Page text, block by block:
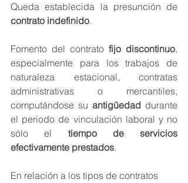
Queda establecida la presunción de
contrato indefinido.
Fomento del contrato fijo discontinuo,
especialmente para los trabajos de
naturaleza estacional, contratas
administrativas o mercantiles,
computándose su antigüedad durante
el periodo de vinculación laboral y no
sólo el tiempo de servicios
efectivamente prestados.
En relación a los tipos de contratos